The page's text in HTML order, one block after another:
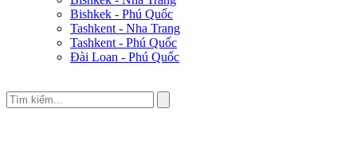
Bishkek - Phú Quốc
Tashkent - Nha Trang
Tashkent - Phú Quốc
Đài Loan - Phú Quốc